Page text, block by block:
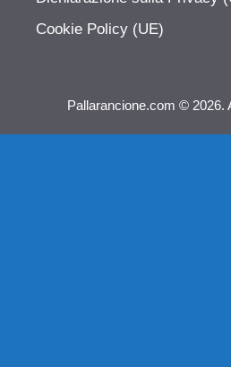
Cookie Policy (UE)
Pallarancione.com © 2026.